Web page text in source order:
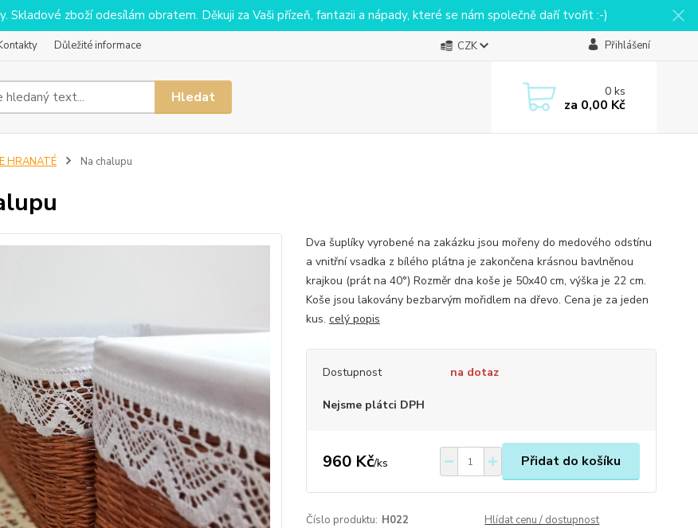
Skladové zboží odesílám obratem. Děkuji za Vaši přízeň, fantazii a nápady, které se nám společně daří tvořit :-)
Důležité informace CZK Přihlášení
Hledat 0ks
za 0,00 Kč
HRANATÉ Na chalupu
Dva šuplíky vyrobené na zakázku jsou mořeny do medového odstínu
a vnitřní vsadka z bílého plátna je zakončena krásnou bavlněnou
krajkou (prát na 40°) Rozměr dna koše je 50x40 cm, výška je 22 cm.
Koše jsou lakovány bezbarvým mořidlem na dřevo. Cena je za jeden
kus. celý popis
Dostupnost na dotaz
Nejsme plátci DPH
960 Kč/ks Přidat do košíku
Číslo produktu: H022 Hlídat cenu / dostupnost